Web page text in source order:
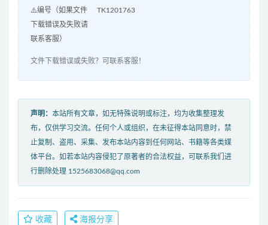
⚠️编号（如果文件
下载错误及失败请
联系客服）
TK1201763
文件下载错误或失败？可联系客服！
声明： 本站所有文章，如无特殊说明或标注，均为收集整理发
布，仅供学习交流。任何个人或组织，在未征得本站同意时，禁
止复制、盗用、采集、发布本站内容到任何网站、书籍等各类媒
体平台。如若本站内容侵犯了原著者的合法权益，可联系我们进
行删除处理 1525683068@qq.com
收藏 海报分享